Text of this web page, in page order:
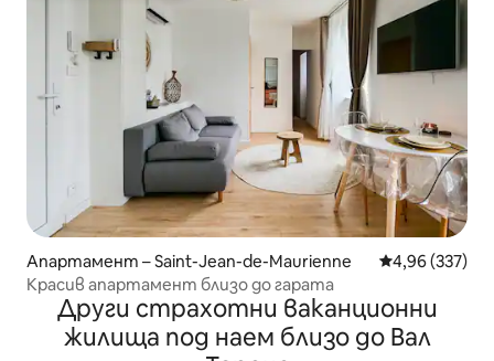
Апартамент – Saint-Jean-de-Maurienne Средна
4,96 (337)
Красив апартамент близо до гарата
Други страхотни ваканционни
жилища под наем близо до Вал